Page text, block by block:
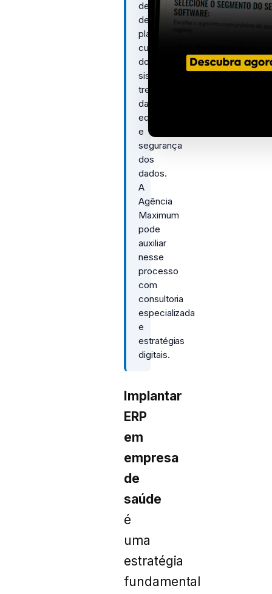
depende
de
planejamento,
customização
do
sistema,
treinamento
da
equipe
e
segurança
dos
dados.
A
Agência
Maximum
pode
auxiliar
nesse
processo
com
consultoria
especializada
e
estratégias
digitais.
Implantar
ERP
em
empresa
de
saúde
é
uma
estratégia
fundamental